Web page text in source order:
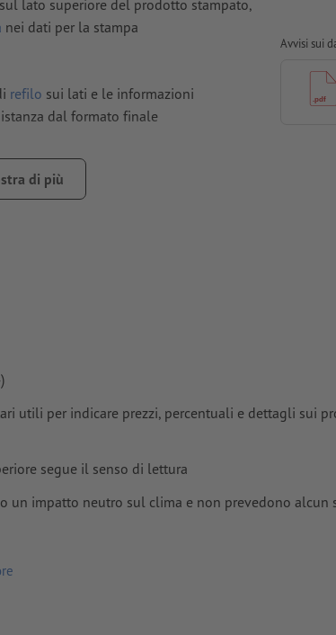
lato superiore del prodotto stampato,
nei dati per la stampa
refilo sui lati e le informazioni
dal formato finale
(PSO Coated v3) per carte patinate,
per carte non patinate
stampa?
di più
Avvisi sui
utili per indicare prezzi, percentuali e dettagli sui
segue il senso di lettura
un impatto neutro sul clima e non prevedono alcun